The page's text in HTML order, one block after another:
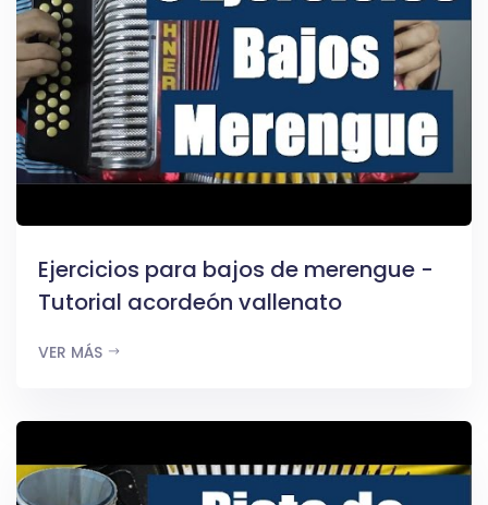
Ejercicios para bajos de merengue -
Tutorial acordeón vallenato
VER MÁS